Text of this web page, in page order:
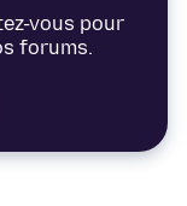
vous pour
forums.